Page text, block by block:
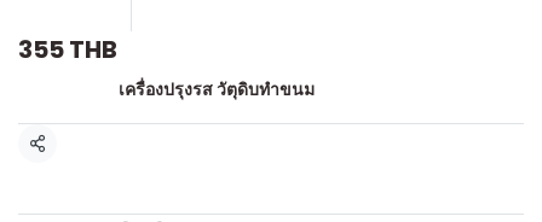
355 THB
เครื่องปรุงรส วัตุดิบทำขนม
แชร์